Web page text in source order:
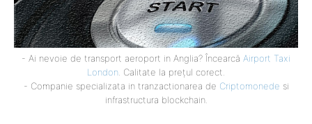
- Ai nevoie de transport aeroport in Anglia? Încearcă Airport Taxi
London . Calitate la prețul corect.
- Companie specializata in tranzactionarea de Criptomonede si
infrastructura blockchain.